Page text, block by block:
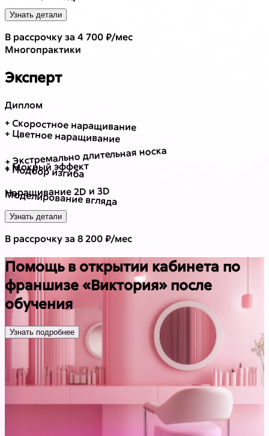
Узнать детали
В рассрочку за 4 700 ₽/мес
Многопрактики
Эксперт
Диплом
+ Скоростное наращивание
+ Цветное наращивание
+ Экстремально длительная носка
+ Мокрый эффект
+ Подбор изгиба
Наращивание 2D и 3D
Моделирование вгляда
Узнать детали
В рассрочку за 8 200 ₽/мес
Помощь в открытии кабинета по
франшизе «Виктория» после
обучения
Узнать подробнее